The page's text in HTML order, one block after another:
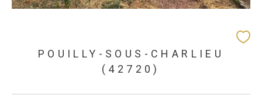
POUILLY-SOUS-CHARLIEU
(42720)